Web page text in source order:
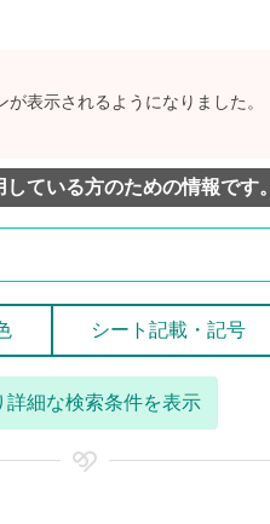
表示されるようになりました。
している方のための情報です。
シート記載・記号
詳細な検索条件を表示